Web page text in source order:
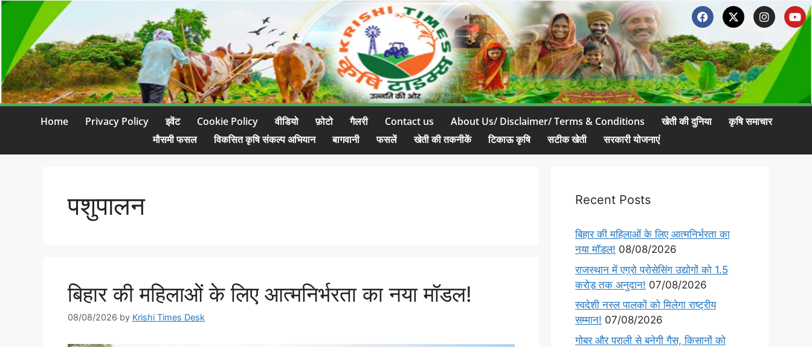
Home Privacy Policy इवेंट Cookie Policy वीडियो फ़ोटो गैलरी Contact us About Us/ Disclaimer/ Terms & Conditions खेती की दुनिया
कृषि समाचार
मौसमी फसल
विकसित कृषि संकल्प अभियान बागवानी फसलें खेती की तकनीकें टिकाऊ कृषि सटीक खेती सरकारी योजनाएं
पशुपालन
बिहार की महिलाओं के लिए आत्मनिर्भरता का नया मॉडल!
08/08/2026 by Krishi Times Desk
Recent Posts
बिहार की महिलाओं के लिए आत्मनिर्भरता का
नया मॉडल! 08/08/2026
राजस्थान में एग्रो प्रोसेसिंग उद्योगों को 1.5
करोड़ तक अनुदान! 07/08/2026
स्वदेशी नस्ल पालकों को मिलेगा राष्ट्रीय
सम्मान! 07/08/2026
गोबर और पराली से बनेगी गैस, किसानों को